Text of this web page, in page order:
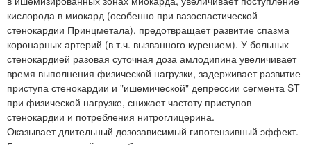
кислорода в миокард (особенно при вазоспастической
стенокардии Принцметала), предотвращает развитие спазма
коронарных артерий (в т.ч. вызванного курением). У больных
стенокардией разовая суточная доза амлодипина увеличивает
время выполнения физической нагрузки, задерживает развитие
приступа стенокардии и "ишемической" депрессии сегмента ST
при физической нагрузке, снижает частоту приступов
стенокардии и потребления нитроглицерина.
Оказывает длительный дозозависимый гипотензивный эффект.